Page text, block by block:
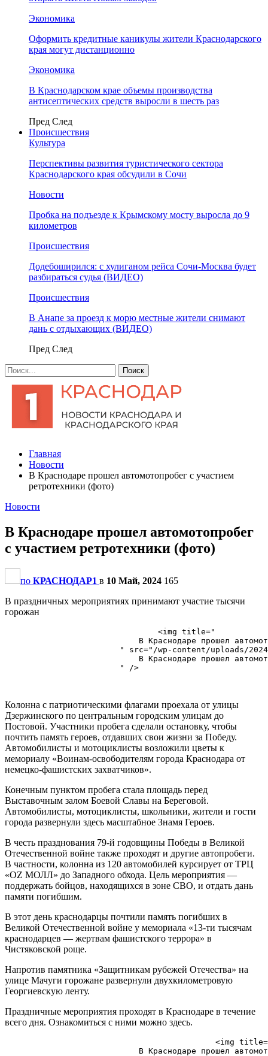
Экономика
Оформить кредитные каникулы жители Краснодарского
края могут дистанционно
Экономика
В Краснодарском крае объемы производства
антисептических средств выросли в шесть раз
Пред След
Происшествия
Культура
Перспективы развития туристического сектора
Краснодарского края обсудили в Сочи
Новости
Пробка на подъезде к Крымскому мосту выросла до 9
километров
Происшествия
Додебоширился: с хулиганом рейса Сочи-Москва будет
разбираться судья (ВИДЕО)
Происшествия
В Анапе за проезд к морю местные жители снимают
дань с отдыхающих (ВИДЕО)
Пред След
Главная
Новости
В Краснодаре прошел автомотопробег с участием
ретротехники (фото)
Новости
В Краснодаре прошел автомотопробег
с участием ретротехники (фото)
по КРАСНОДАР1 в 10 Май, 2024 165
В праздничных мероприятиях принимают участие тысячи
горожан
                                <img title="
В Краснодаре прошел
" src="/wp-content/uploads/
В Краснодаре прошел
                        " />
Колонна с патриотическими флагами проехала от улицы
Дзержинского по центральным городским улицам до
Постовой. Участники пробега сделали остановку, чтобы
почтить память героев, отдавших свои жизни за Победу.
Автомобилисты и мотоциклисты возложили цветы к
мемориалу «Воинам-освободителям города Краснодара от
немецко-фашистских захватчиков».
Конечным пунктом пробега стала площадь перед
Выставочным залом Боевой Славы на Береговой.
Автомобилисты, мотоциклисты, школьники, жители и гости
города развернули здесь масштабное Знамя Героев.
В честь празднования 79-й годовщины Победы в Великой
Отечественной войне также проходят и другие автопробеги.
В частности, колонна из 120 автомобилей курсирует от ТРЦ
«OZ МОЛЛ» до Западного обхода. Цель мероприятия —
поддержать бойцов, находящихся в зоне СВО, и отдать дань
памяти погибшим.
В этот день краснодарцы почтили память погибших в
Великой Отечественной войне у мемориала «13-ти тысячам
краснодарцев — жертвам фашистского террора» в
Чистяковской роще.
Напротив памятника «Защитникам рубежей Отечества» на
улице Мачуги горожане развернули двухкилометровую
Георгиевскую ленту.
Праздничные мероприятия проходят в Краснодаре в течение
всего дня. Ознакомиться с ними можно здесь.
<img
В Краснодаре прошел